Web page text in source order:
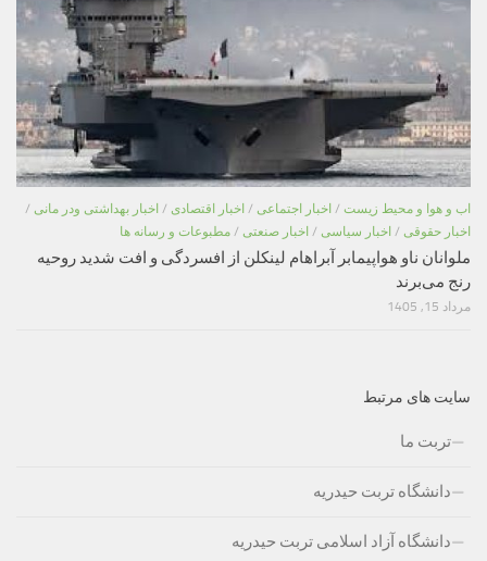
اب و هوا و محیط زیست / اخبار اجتماعی / اخبار اقتصادی / اخبار بهداشتی ودر مانی /
اخبار حقوقی / اخبار سیاسی / اخبار صنعتی / مطبوعات و رسانه ها
ملوانان ناو هواپیمابر آبراهام لینکلن از افسردگی و افت شدید روحیه
رنج می‌برند
مرداد 15, 1405
سایت های مرتبط
تربت ما
دانشگاه تربت حیدریه
دانشگاه آزاد اسلامی تربت حیدریه